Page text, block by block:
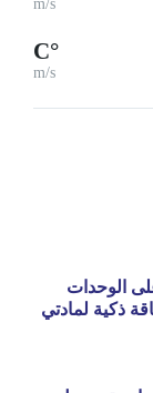
m/s
°C
m/s
الوحدات
ذكية لمادتي